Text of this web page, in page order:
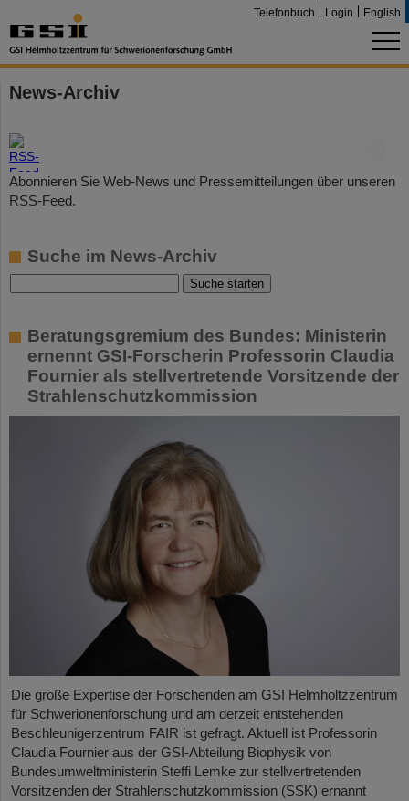
Telefonbuch Login English
News-Archiv
Abonnieren Sie Web-News und Pressemitteilungen über unseren
RSS-Feed.
Suche im News-Archiv
Beratungsgremium des Bundes: Ministerin
ernennt GSI-Forscherin Professorin Claudia
Fournier als stellvertretende Vorsitzende der
Strahlenschutzkommission
Die große Expertise der Forschenden am GSI Helmholtzzentrum
für Schwerionenforschung und am derzeit entstehenden
Beschleunigerzentrum FAIR ist gefragt. Aktuell ist Professorin
Claudia Fournier aus der GSI-Abteilung Biophysik von
Bundesumweltministerin Steffi Lemke zur stellvertretenden
Vorsitzenden der Strahlenschutzkommission (SSK) ernannt